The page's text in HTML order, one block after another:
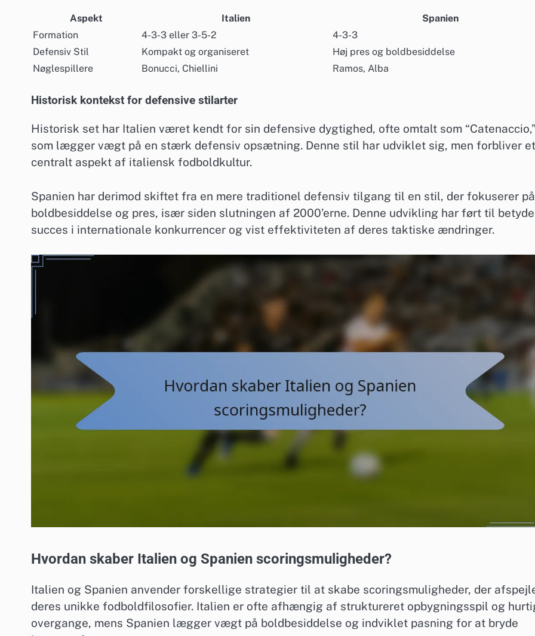
Aspekt Italien
Spanien
Formation
4-3-3 eller 3-5-2
4-3-3
Defensiv Stil
Kompakt og organiseret
Høj pres og boldbesiddelse
Nøglespillere
Bonucci, Chiellini Ramos, Alba
Historisk kontekst for defensive stilarter
Historisk set har Italien været kendt for sin defensive dygtighed, ofte omtalt som
som lægger vægt på en stærk defensiv opsætning. Denne stil har udviklet sig, men forbliver et
centralt aspekt af italiensk fodboldkultur.
Spanien har derimod skiftet fra en mere traditionel defensiv tilgang til en stil, der fokuserer på
boldbesiddelse og pres, især siden slutningen af 2000’erne. Denne udvikling har ført til
succes i internationale konkurrencer og vist effektiviteten af deres taktiske ændringer.
Hvordan skaber Italien og Spanien scoringsmuligheder?
Italien og Spanien anvender forskellige strategier til at skabe scoringsmuligheder, der
deres unikke fodboldfilosofier. Italien er ofte afhængig af struktureret opbygningsspil og
overgange, mens Spanien lægger vægt på boldbesiddelse og indviklet pasning for at bryde